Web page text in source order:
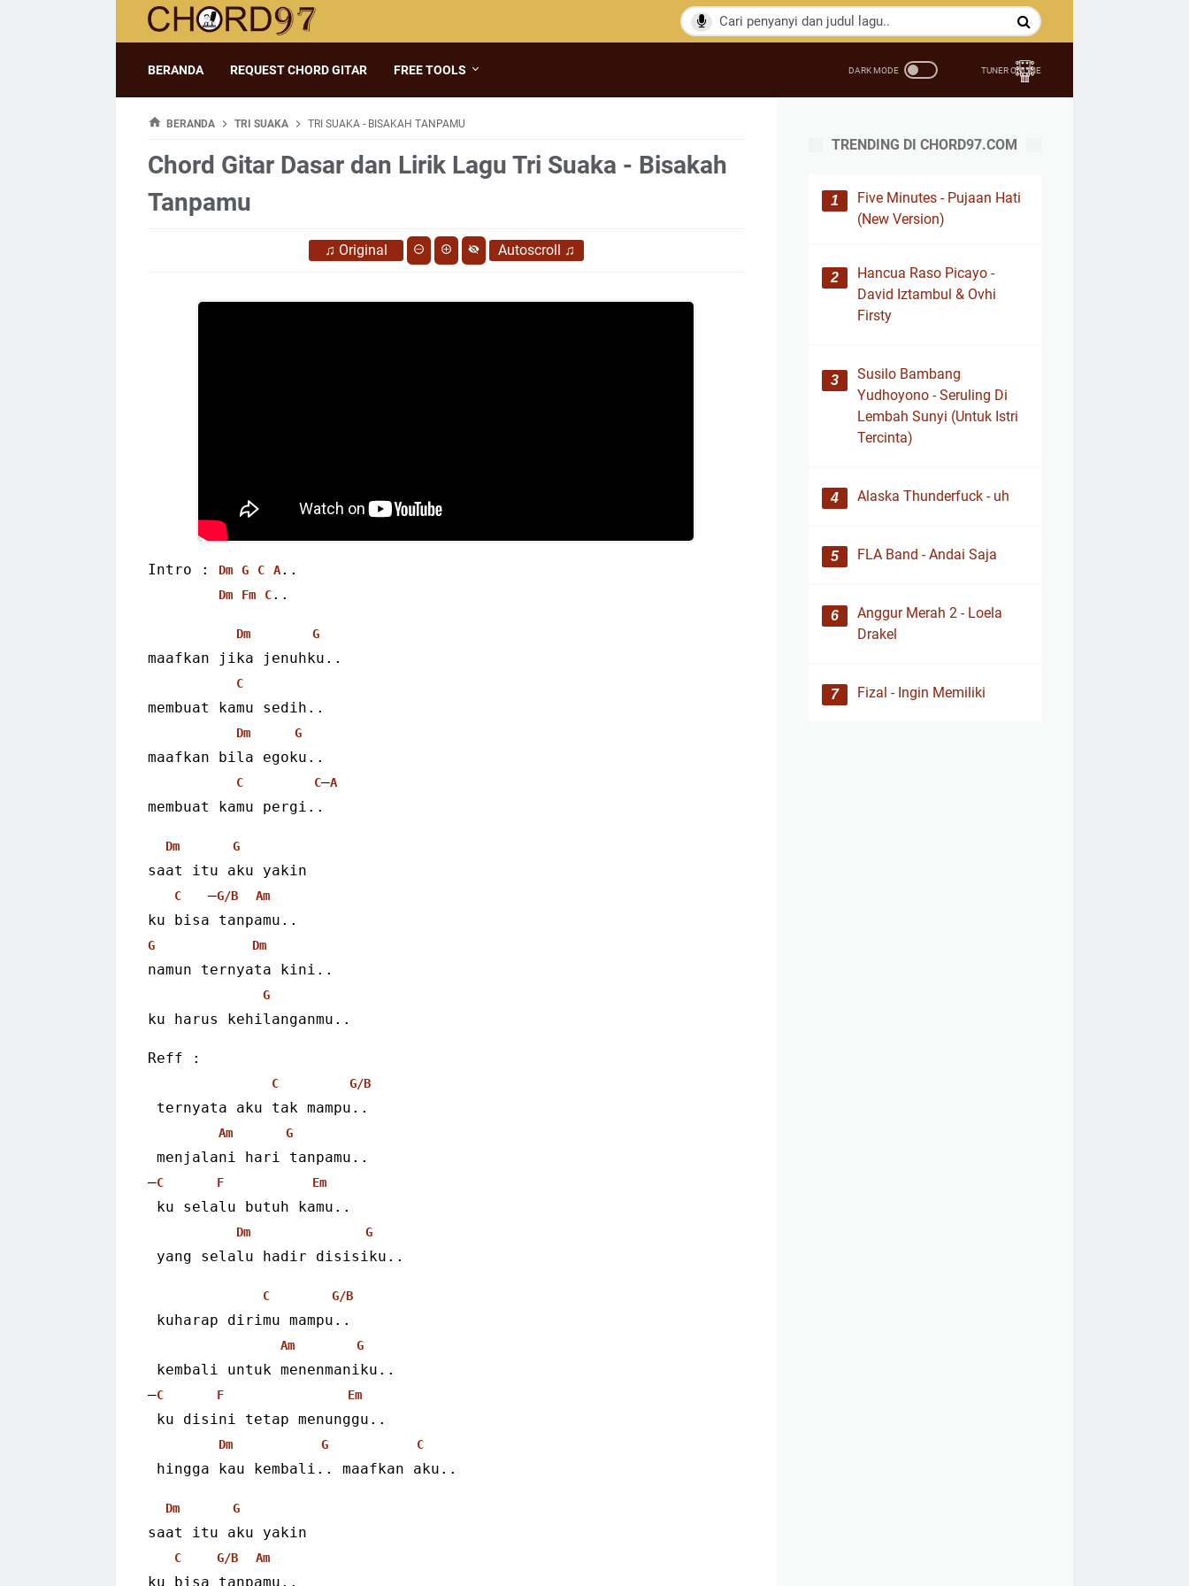
BERANDA REQUEST CHORD GITAR FREE TOOLS
BERANDA TRI SUAKA TRI SUAKA - BISAKAH TANPAMU
Chord Gitar Dasar dan Lirik Lagu Tri Suaka - Bisakah
Tanpamu
♫ Original Autoscroll ♫
Intro : Dm G C A..
Dm Fm C..
Dm G
maafkan jika jenuhku..
C
membuat kamu sedih..
Dm G
maafkan bila egoku..
C C–A
membuat kamu pergi..
Dm G
saat itu aku yakin
C
   –
G/B Am
ku bisa tanpamu..
G Dm
namun ternyata kini..
G
ku harus kehilanganmu..
Reff :
C G/B
ternyata aku tak mampu..
Am G
menjalani hari tanpamu..
–C F Em
ku selalu butuh kamu..
Dm G
yang selalu hadir disisiku..
C G/B
kuharap dirimu mampu..
Am G
kembali untuk menenmaniku..
–C F Em
ku disini tetap menunggu..
Dm G C
hingga kau kembali.. maafkan aku..
Dm G
saat itu aku yakin
C G/B Am
ku bisa tanpamu..
TRENDING DI CHORD97.COM
Five Minutes - Pujaan Hati
(New Version)
Hancua Raso Picayo -
David Iztambul & Ovhi
Firsty
Susilo Bambang
Yudhoyono - Seruling Di
Lembah Sunyi (Untuk Istri
Tercinta)
Alaska Thunderfuck - uh
FLA Band - Andai Saja
Anggur Merah 2 - Loela
Drakel
Fizal - Ingin Memiliki